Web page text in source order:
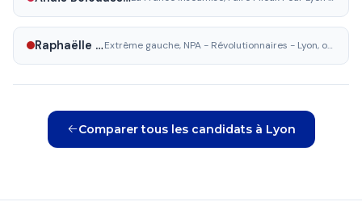
Raphaëlle Mizony Extrême gauche, NPA - Révolutionnaires - Lyon, ouvrière et révolutionnaire
Comparer tous les candidats à Lyon